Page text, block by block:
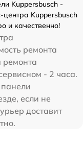
Kuppersbusch -
Kuppersbusch
и качественно!
ремонта
ремонта
- 2 часа.
если не
доставит